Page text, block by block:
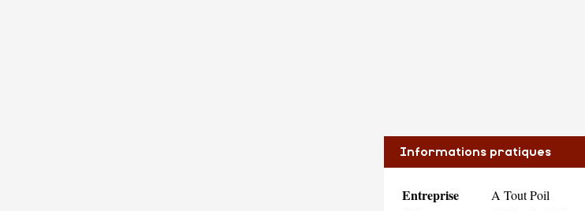
Informations pratiques
Entreprise A Tout Poil